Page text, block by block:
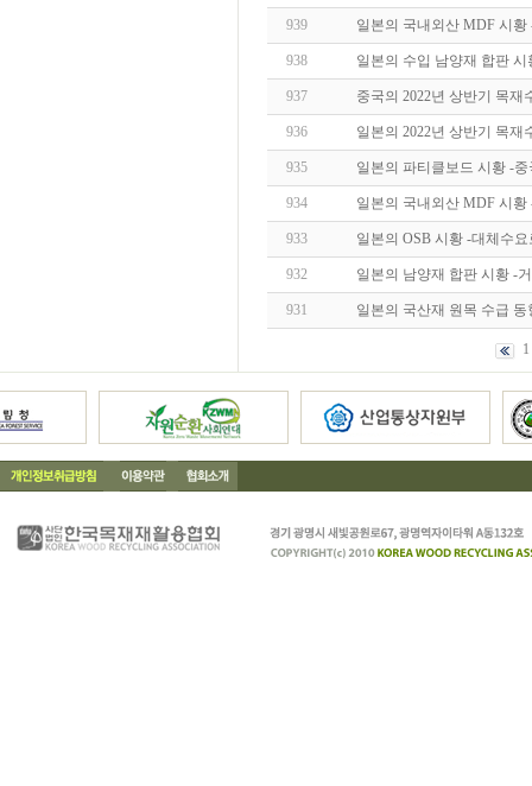
939 일본의 국내외산 MDF 시
938 일본의 수입 남양재 합판
937 중국의 2022년 상반기 목
936 일본의 2022년 상반기 목
935 일본의 파티클보드 시황 -
934 일본의 국내외산 MDF 시
933 일본의 OSB 시황 -대체수
932 일본의 남양재 합판 시황 -
931 일본의 국산재 원목 수급
1